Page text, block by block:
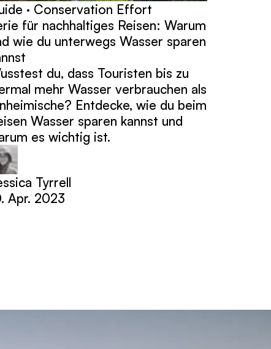
· Conservation Effort
für nachhaltiges Reisen: Warum
wie du unterwegs Wasser sparen
du, dass Touristen bis zu
mehr Wasser verbrauchen als
Entdecke, wie du beim
Wasser sparen kannst und
es wichtig ist.
Tyrrell
Apr. 2023